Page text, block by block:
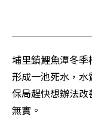
埔里鎮鯉魚潭冬季
形成一池死水，
保局趕快想辦法
無實。